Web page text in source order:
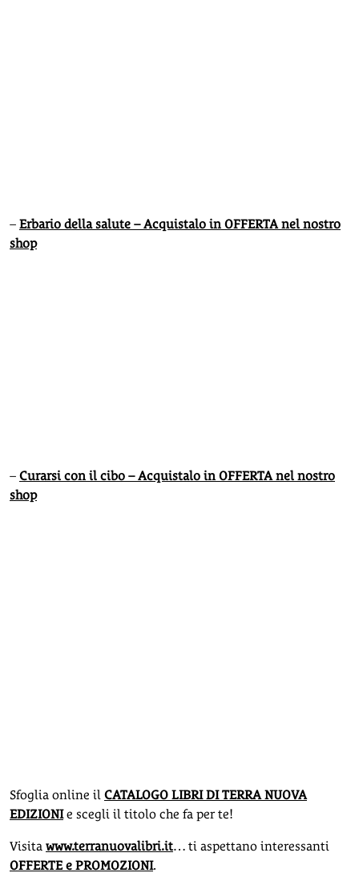
– Erbario della salute – Acquistalo in OFFERTA nel nostro
shop
– Curarsi con il cibo – Acquistalo in OFFERTA nel nostro
shop
Sfoglia online il CATALOGO LIBRI DI TERRA NUOVA
EDIZIONIe scegli il titolo che fa per te!
Visita www.terranuovalibri.it… ti aspettano interessanti
OFFERTE e PROMOZIONI.